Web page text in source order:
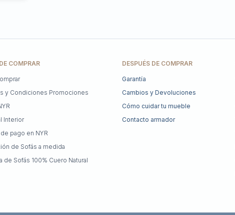
DESPUÉS DE COMPRAR
Garantía
Cambios y Devoluciones
Cómo cuidar tu mueble
Contacto armador
COMPRAR
y Condiciones Promociones
Interior
pago en NYR
de Sofás a medida
de Sofás 100% Cuero Natural